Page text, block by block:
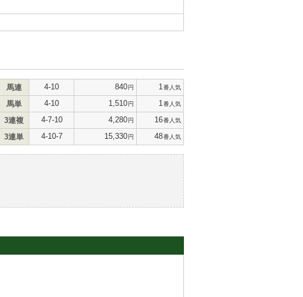
馬連 4-10 840円 1 番人気
馬単 4-10 1,510円 1 番人気
3連複 4-7-10 4,280円 16番人気
3連単 4-10-7 15,330円 48番人気